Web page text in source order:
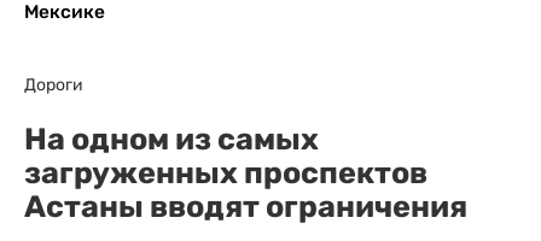
Мексике
Дороги
На одном из самых
загруженных проспектов
Астаны вводят ограничения